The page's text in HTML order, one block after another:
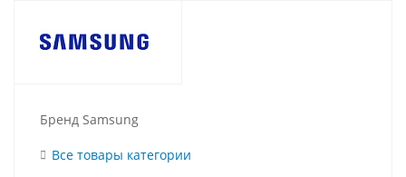
Бренд Samsung
Все товары категории